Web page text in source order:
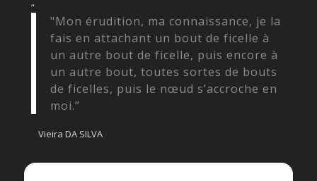
“
"Mon érudition, ma connaissance, je la
fais en attachant un bout de ficelle à
un autre bout de ficelle, puis encore à
un autre bout, toutes sortes de bouts
de ficelles, puis le nœud s’accroche en
moi.”
Vieira DA SILVA